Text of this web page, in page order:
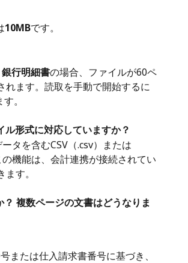
10MBです。
銀行明細書の場合、ファイルが60ペ
れます。読取を手動で開始するに
。
形式に対応していますか？
タを含むCSV（.csv）または
機能は、会計連携が接続されてい
す。
複数ページの文書はどうなりま
または仕入請求書番号に基づき、